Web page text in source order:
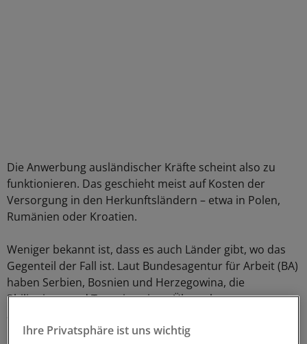
Die Anwerbung ausländischer Kräfte scheint also zu
funktionieren. Das geschieht meist auf Kosten der
Versorgung in den Herkunftsländern – etwa in Polen,
Rumänien oder Kroatien.
Weniger bekannt ist, dass es auch Länder gibt, wo das
Gegenteil der Fall ist. Laut Bundesagentur für Arbeit (BA)
haben Serbien, Bosnien und Herzegowina, die
Philippinen und Tunesien einen Überschuss an
ausgebildeten Pflegekräften, die in ihren
Herkunftsländern keinen adäquaten Job finden.
Ihre Privatsphäre ist uns wichtig